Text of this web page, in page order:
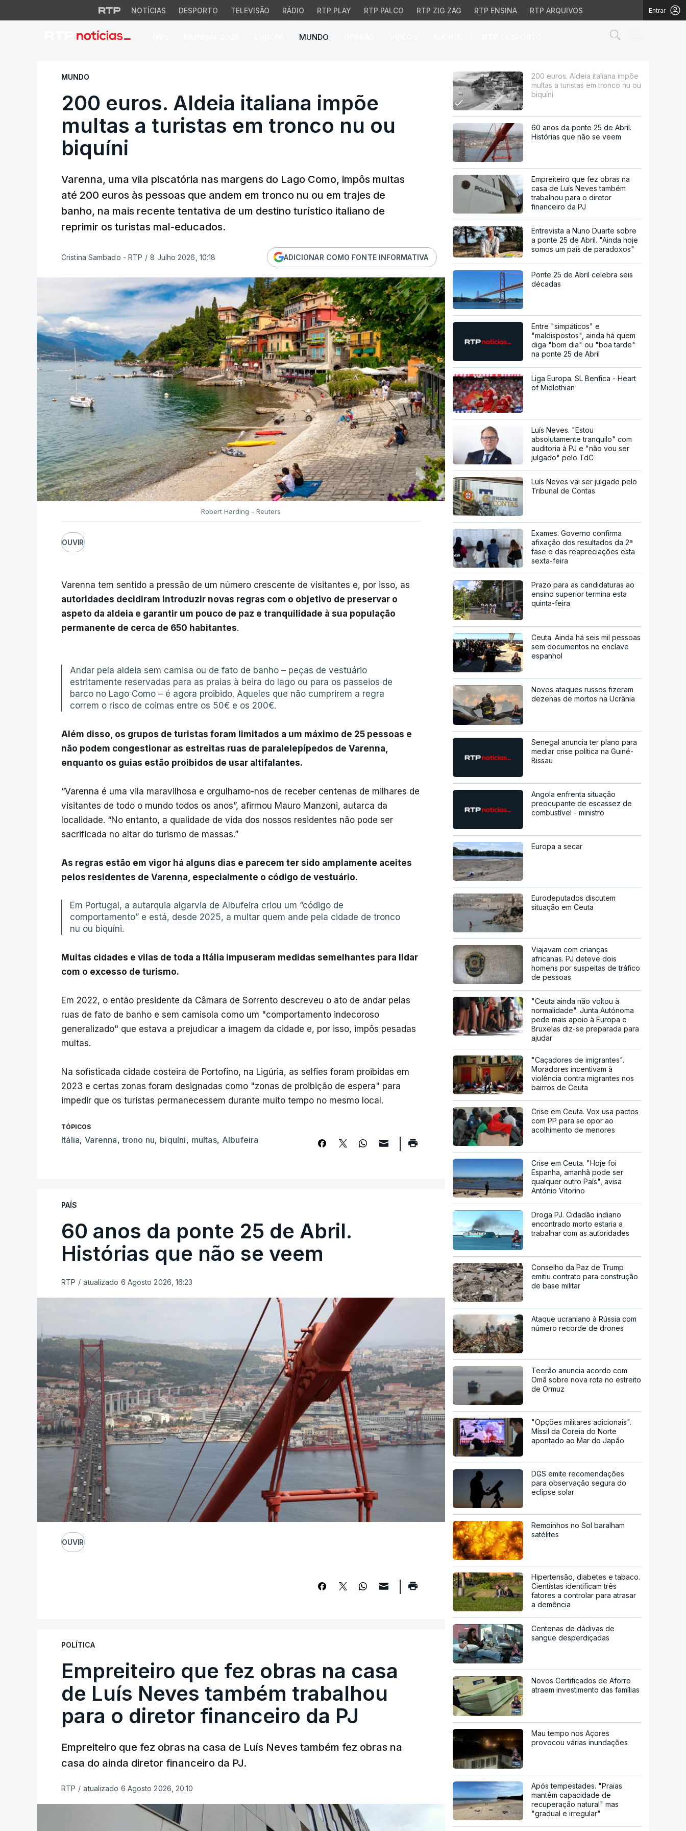
NOTÍCIAS DESPORTO TELEVISÃO RÁDIO RTP PLAY RTP PALCO RTP ZIG ZAG RTP ENSINA RTP ARQUIVOS Entrar
MUNDO
200 euros. Aldeia italiana impõe multas a turistas em tronco nu
MUNDO
200 euros. Aldeia italiana impõe
multas a turistas em tronco nu ou
biquíni
Varenna, uma vila piscatória nas margens do Lago Como, impôs multas
até 200 euros às pessoas que andem em tronco nu ou em trajes de
banho, na mais recente tentativa de um destino turístico italiano de
reprimir os turistas mal-educados.
Cristina Sambado - RTP / 8 Julho 2026, 10:18 ADICIONAR COMO FONTE INFORMATIVA
Robert Harding - Reuters
OUVIR
Varenna tem sentido a pressão de um número crescente de visitantes e, por isso, as
autoridades decidiram introduzir novas regras com o objetivo de preservar o
aspeto da aldeia e garantir um pouco de paz e tranquilidade à sua população
permanente de cerca de 650 habitantes.
Andar pela aldeia sem camisa ou de fato de banho – peças de vestuário
estritamente reservadas para as praias à beira do lago ou para os passeios de
barco no Lago Como – é agora proibido. Aqueles que não cumprirem a regra
correm o risco de coimas entre os 50€ e os 200€.
Além disso, os grupos de turistas foram limitados a um máximo de 25 pessoas e
não podem congestionar as estreitas ruas de paralelepípedos de Varenna,
enquanto os guias estão proibidos de usar altifalantes.
“Varenna é uma vila maravilhosa e orgulhamo-nos de receber centenas de milhares de
visitantes de todo o mundo todos os anos”, afirmou Mauro Manzoni, autarca da
localidade. “No entanto, a qualidade de vida dos nossos residentes não pode ser
sacrificada no altar do turismo de massas.”
As regras estão em vigor há alguns dias e parecem ter sido amplamente aceites
pelos residentes de Varenna, especialmente o código de vestuário.
Em Portugal, a autarquia algarvia de Albufeira criou um “código de
comportamento” e está, desde 2025, a multar quem ande pela cidade de tronco
nu ou biquíni.
Muitas cidades e vilas de toda a Itália impuseram medidas semelhantes para lidar
com o excesso de turismo.
Em 2022, o então presidente da Câmara de Sorrento descreveu o ato de andar pelas
ruas de fato de banho e sem camisola como um "comportamento indecoroso
generalizado" que estava a prejudicar a imagem da cidade e, por isso, impôs pesadas
multas.
Na sofisticada cidade costeira de Portofino, na Ligúria, as selfies foram proibidas em
2023 e certas zonas foram designadas como "zonas de proibição de espera" para
impedir que os turistas permanecessem durante muito tempo no mesmo local.
TÓPICOS
Itália,Varenna,trono nu, biquíni, multas, Albufeira
PAÍS
60 anos da ponte 25 de Abril.
Histórias que não se veem
RTP / atualizado 6 Agosto 2026, 16:23
OUVIR
POLÍTICA
Empreiteiro que fez obras na casa
de Luís Neves também trabalhou
para o diretor financeiro da PJ
Empreiteiro que fez obras na casa de Luís Neves também fez obras na
casa do ainda diretor financeiro da PJ.
RTP / atualizado 6 Agosto 2026, 20:10
200 euros. Aldeia italiana impõe
multas a turistas em tronco nu ou
biquíni
60 anos da ponte 25 de Abril.
Histórias que não se veem
Empreiteiro que fez obras na
casa de Luís Neves também
trabalhou para o diretor
financeiro da PJ
Entrevista a Nuno Duarte sobre
a ponte 25 de Abril. "Ainda hoje
somos um país de paradoxos"
Ponte 25 de Abril celebra seis
décadas
Entre "simpáticos" e
"maldispostos", ainda há quem
diga "bom dia" ou "boa tarde"
na ponte 25 de Abril
Liga Europa. SL Benfica - Heart
of Midlothian
Luís Neves. "Estou
absolutamente tranquilo" com
auditoria à PJ e "não vou ser
julgado" pelo TdC
Luís Neves vai ser julgado pelo
Tribunal de Contas
Exames. Governo confirma
afixação dos resultados da 2ª
fase e das reapreciações esta
sexta-feira
Prazo para as candidaturas ao
ensino superior termina esta
quinta-feira
Ceuta. Ainda há seis mil pessoas
sem documentos no enclave
espanhol
Novos ataques russos fizeram
dezenas de mortos na Ucrânia
Senegal anuncia ter plano para
mediar crise política na Guiné-
Bissau
Angola enfrenta situação
preocupante de escassez de
combustível - ministro
Europa a secar
Eurodeputados discutem
situação em Ceuta
Viajavam com crianças
africanas. PJ deteve dois
homens por suspeitas de tráfico
de pessoas
"Ceuta ainda não voltou à
normalidade". Junta Autónoma
pede mais apoio à Europa e
Bruxelas diz-se preparada para
ajudar
"Caçadores de imigrantes".
Moradores incentivam à
violência contra migrantes nos
bairros de Ceuta
Crise em Ceuta. Vox usa pactos
com PP para se opor ao
acolhimento de menores
Crise em Ceuta. "Hoje foi
Espanha, amanhã pode ser
qualquer outro País", avisa
António Vitorino
Droga PJ. Cidadão indiano
encontrado morto estaria a
trabalhar com as autoridades
Conselho da Paz de Trump
emitiu contrato para construção
de base militar
Ataque ucraniano à Rússia com
número recorde de drones
Teerão anuncia acordo com
Omã sobre nova rota no estreito
de Ormuz
"Opções militares adicionais".
Míssil da Coreia do Norte
apontado ao Mar do Japão
DGS emite recomendações
para observação segura do
eclipse solar
Remoinhos no Sol baralham
satélites
Hipertensão, diabetes e tabaco.
Cientistas identificam três
fatores a controlar para atrasar
a demência
Centenas de dádivas de
sangue desperdiçadas
Novos Certificados de Aforro
atraem investimento das famílias
Mau tempo nos Açores
provocou várias inundações
Após tempestades. "Praias
mantêm capacidade de
recuperação natural" mas
"gradual e irregular"